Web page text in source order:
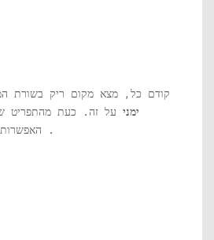
קודם כל, מצא מקום ריק בשורת
ימני על זה. כעת מהתפריט
.